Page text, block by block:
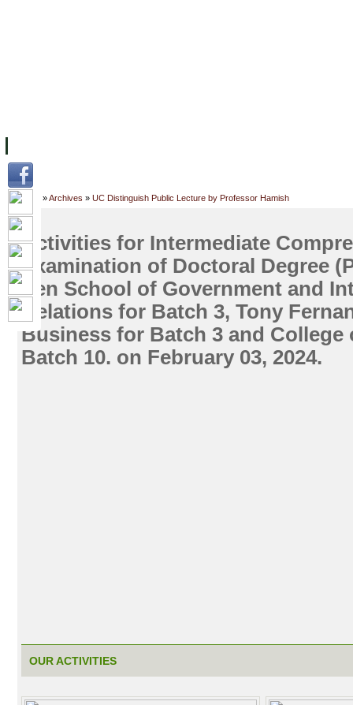
Home »Archives » UC Distinguish Public Lecture by Professor Hamish
Activities for Intermediate
Examination of Doctoral Degree
Sen School of Government and
Relations for Batch 3, Tony
Business for Batch 3 and
Batch 10. on February 03, 2024.
OUR ACTIVITIES